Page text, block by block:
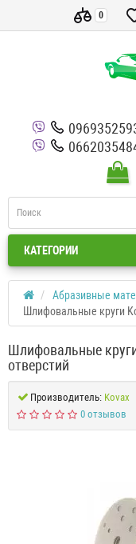
0
КАТЕГОРИИ
Абразивные
Шлифовальные круги
Шлифовальные
отверстий
Производитель: Kovax
0 отзывов